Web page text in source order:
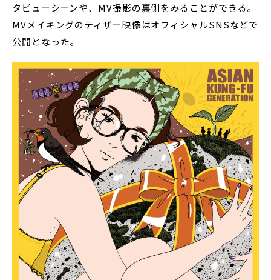
タビューシーンや、MV撮影の裏側をみることができる。
MVメイキングのティザー映像はオフィシャルSNSなどで
公開となった。